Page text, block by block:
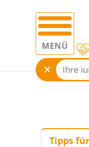
MENÜ
Tipps